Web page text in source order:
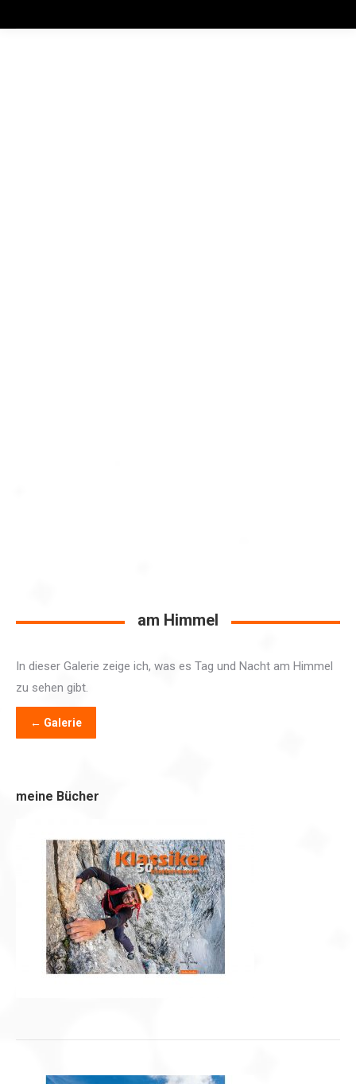
am Himmel
In dieser Galerie zeige ich, was es Tag und Nacht am Himmel
zu sehen gibt.
← Galerie
meine Bücher